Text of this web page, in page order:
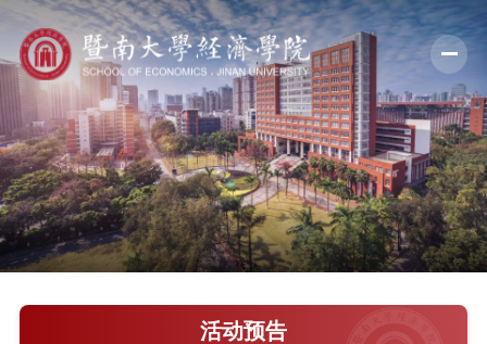
学院概况
新闻中心
师资队伍
科学研究
活动预告